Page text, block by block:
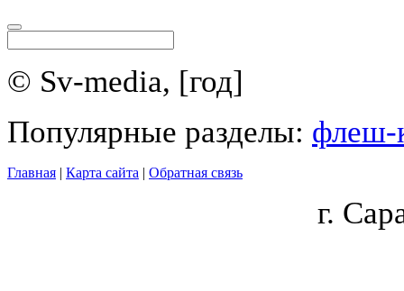
© Sv-media, [год]
Популярные разделы: флеш-
Главная | Карта сайта | Обратная связь
г.